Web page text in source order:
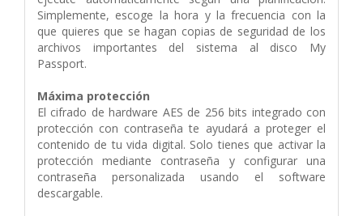
Simplemente, escoge la hora y la frecuencia con la
que quieres que se hagan copias de seguridad de los
archivos importantes del sistema al disco My
Passport.
Máxima protección
El cifrado de hardware AES de 256 bits integrado con
protección con contraseña te ayudará a proteger el
contenido de tu vida digital. Solo tienes que activar la
protección mediante contraseña y configurar una
contraseña personalizada usando el software
descargable.